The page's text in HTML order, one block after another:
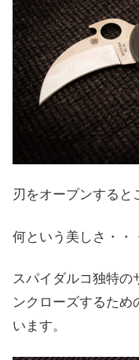
刃をオープンすると
何という美しさ・・
スパイダルコ独特の
ンクローズするため
います。